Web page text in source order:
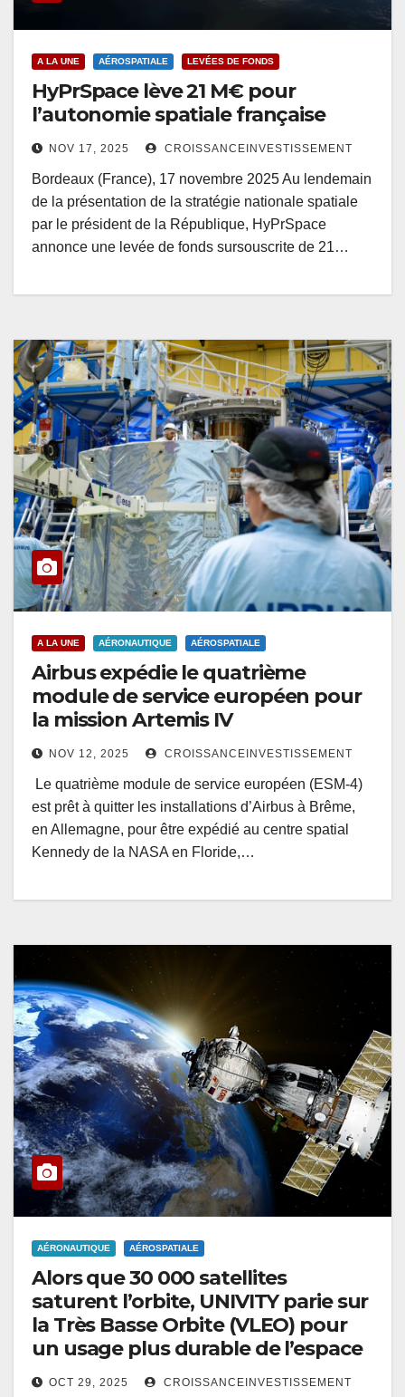
A LA UNE AÉROSPATIALE LEVÉES DE FONDS
HyPrSpace lève 21 M€ pour
l’autonomie spatiale française
NOV 17, 2025 CROISSANCEINVESTISSEMENT
Bordeaux (France), 17 novembre 2025 Au lendemain
de la présentation de la stratégie nationale spatiale
par le président de la République, HyPrSpace
annonce une levée de fonds sursouscrite de 21…
A LA UNE AÉRONAUTIQUE AÉROSPATIALE
Airbus expédie le quatrième
module de service européen pour
la mission Artemis IV
NOV 12, 2025 CROISSANCEINVESTISSEMENT
Le quatrième module de service européen (ESM-4)
est prêt à quitter les installations d’Airbus à Brême,
en Allemagne, pour être expédié au centre spatial
Kennedy de la NASA en Floride,…
AÉRONAUTIQUE AÉROSPATIALE
Alors que 30 000 satellites
saturent l’orbite, UNIVITY parie sur
la Très Basse Orbite (VLEO) pour
un usage plus durable de l’espace
OCT 29, 2025 CROISSANCEINVESTISSEMENT